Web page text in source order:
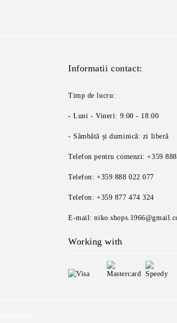
Informatii contact:
Timp de lucru:
- Luni - Vineri: 9:00 - 18:00
- Sâmbătă și duminică: zi liberă
Telefon pentru comenzi: +359
Telefon: +359 888 022 077
Telefon: +359 877 474 324
E-mail:
Working with